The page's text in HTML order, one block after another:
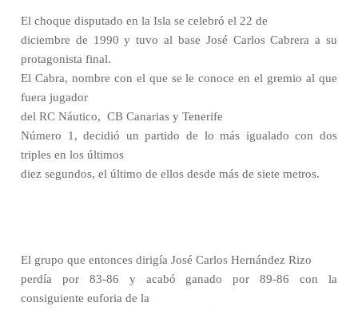
El choque disputado en la Isla se celebró el 22 de
diciembre de 1990 y tuvo al base José Carlos Cabrera a su
protagonista final.
El Cabra, nombre con el que se le conoce en el gremio al que
fuera jugador
del RC Náutico, CB Canarias y Tenerife
Número 1, decidió un partido de lo más igualado con dos
triples en los últimos
diez segundos, el último de ellos desde más de siete metros.
El grupo que entonces dirigía José Carlos Hernández Rizo
perdía por 83-86 y acabó ganado por 89-86 con la
consiguiente euforia de la